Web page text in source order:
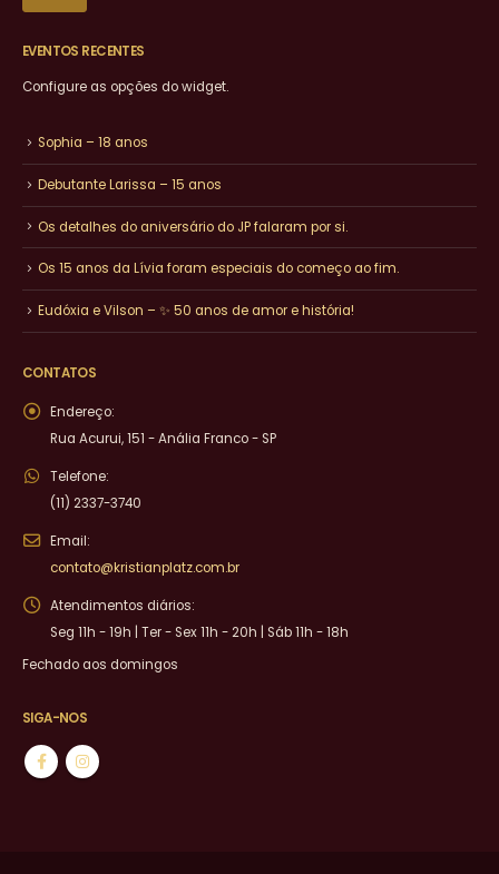
EVENTOS RECENTES
Configure as opções do widget.
Sophia – 18 anos
Debutante Larissa – 15 anos
Os detalhes do aniversário do JP falaram por si.
Os 15 anos da Lívia foram especiais do começo ao fim.
Eudóxia e Vilson – ✨ 50 anos de amor e história!
CONTATOS
Endereço:
Rua Acurui, 151 - Anália Franco - SP
Telefone:
(11) 2337-3740
Email:
contato@kristianplatz.com.br
Atendimentos diários:
Seg 11h - 19h | Ter - Sex 11h - 20h | Sáb 11h - 18h
Fechado aos domingos
SIGA-NOS